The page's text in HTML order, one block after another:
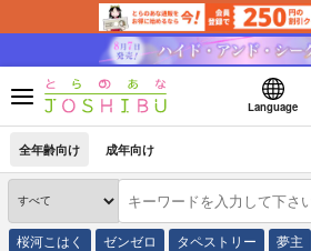
Language
全年齢向け 成年向け
桜河こはく ゼンゼロ タペストリー 夢主